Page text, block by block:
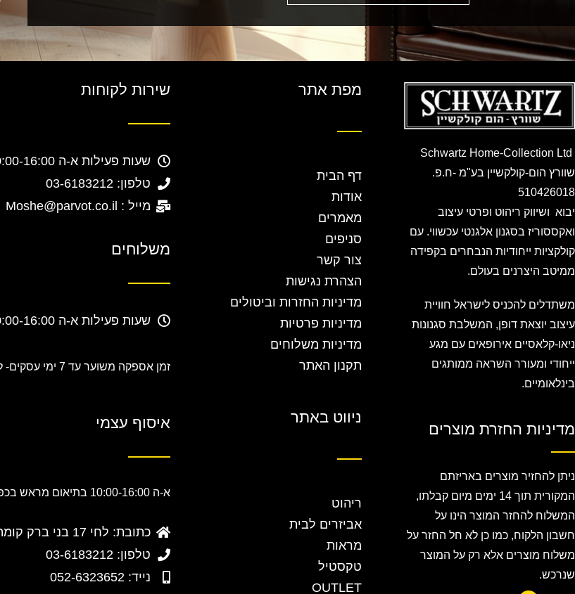
שוורץ הום-קולקשיין בע"מ -ח.פ.
510426018
יבוא ושיווק ריהוט ופרטי עיצוב
ואקססוריז בסגנון אלגנטי עכשווי. עם
קולקציות ייחודיות הנבחרים בקפידה
ממיטב היצרנים בעולם.
משתדלים להכניס לישראל חוויית
עיצוב יוצאת דופן, המשלבת סגנונות
ניאו-קלאסיים אירופאים עם מגע
ייחודי ומעורר השראה ממותגים
בינלאומיים.
מדיניות החזרת מוצרים
ניתן להחזיר מוצרים באריזתם
המקורית תוך 14 ימים מיום קבלתו,
המשלוח להחזר המוצר הינו על
חשבון הלקוח, כמו כן לא חל החזר על
משלוח מוצרים אלא רק על המוצר
שנרכש.
מפת אתר
דף הבית
אודות
מאמרים
סניפים
צור קשר
הצהרת נגישות
מדיניות החזרות וביטולים
מדיניות פרטיות
מדיניות משלוחים
תקנון האתר
ניווט באתר
ריהוט
אביזרים לבית
מראות
טקסטיל
OUTLET
שירות לקוחות
שעות פעילות א-ה 10:00-16:00
טלפון: 03-6183212
מייל : Moshe@parvot.co.il
משלוחים
שעות פעילות א-ה 10:00-16:00
זמן אספקה משוער עד 7 ימי עסקים-
איסוף עצמי
א-ה 10:00-16:00 בתיאום מראש בכפוף לשעות הפעילות.
כתובת: לחי 17 בני ברק קומה 2 waze
טלפון: 03-6183212
נייד: 052-6323652